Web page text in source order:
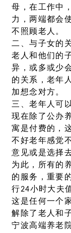
母，在工作中
力，两端都会
不照顾老人。
二、与子女的
老人和他们的
异，或多或少
的关系，老年
加想念对方。
三、老年人可
现在除了公办
寓是付费的，
不好老年感觉
意见或是选择
为此，所有的
的服务，重要
行24小时大夫
这是任何一个
解除了老人和
宁波高端养老